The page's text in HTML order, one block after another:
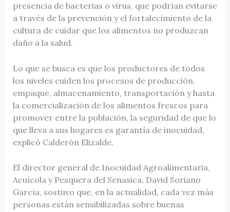
presencia de bacterias o virus, que podrían evitarse
a través de la prevención y el fortalecimiento de la
cultura de cuidar que los alimentos no produzcan
daño a la salud.
Lo que se busca es que los productores de todos
los niveles cuiden los procesos de producción,
empaque, almacenamiento, transportación y hasta
la comercialización de los alimentos frescos para
promover entre la población, la seguridad de que lo
que lleva a sus hogares es garantía de inocuidad,
explicó Calderón Elizalde.
El director general de Inocuidad Agroalimentaria,
Acuícola y Pesquera del Senasica, David Soriano
García, sostuvo que, en la actualidad, cada vez más
personas están sensibilizadas sobre buenas